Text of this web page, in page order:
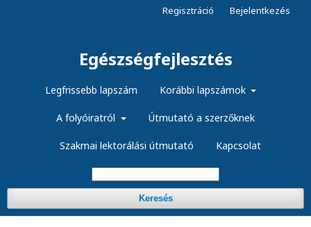
Egészségfejlesztés
Legfrissebb lapszám Korábbi lapszámok
A folyóiratról Útmutató a szerzőknek
Szakmai lektorálási útmutató Kapcsolat
Keresés
Regisztráció Bejelentkezés